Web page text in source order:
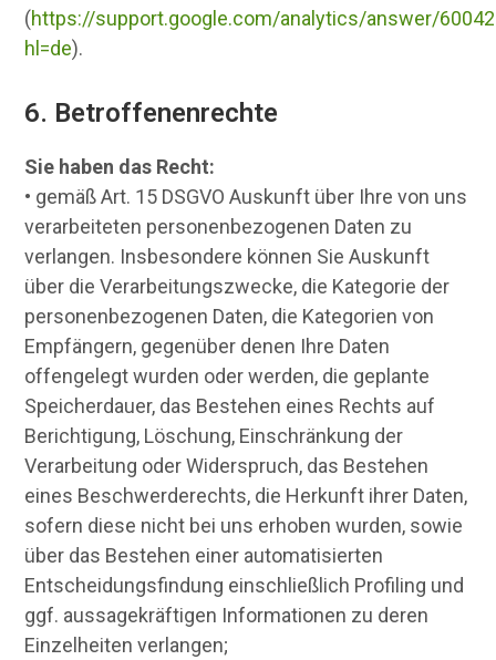
(https://support.google.com/analytics/answer/
hl=de).
6. Betroffenenrechte
Sie haben das Recht:
• gemäß Art. 15 DSGVO Auskunft über Ihre von uns
verarbeiteten personenbezogenen Daten zu
verlangen. Insbesondere können Sie Auskunft
über die Verarbeitungszwecke, die Kategorie der
personenbezogenen Daten, die Kategorien von
Empfängern, gegenüber denen Ihre Daten
offengelegt wurden oder werden, die geplante
Speicherdauer, das Bestehen eines Rechts auf
Berichtigung, Löschung, Einschränkung der
Verarbeitung oder Widerspruch, das Bestehen
eines Beschwerderechts, die Herkunft ihrer Daten,
sofern diese nicht bei uns erhoben wurden, sowie
über das Bestehen einer automatisierten
Entscheidungsfindung einschließlich Profiling und
ggf. aussagekräftigen Informationen zu deren
Einzelheiten verlangen;